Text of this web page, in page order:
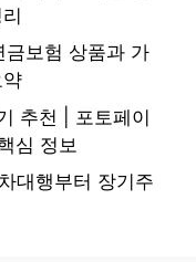
보험 상품과 가
추천 | 포토페이
심 정보
대행부터 장기주